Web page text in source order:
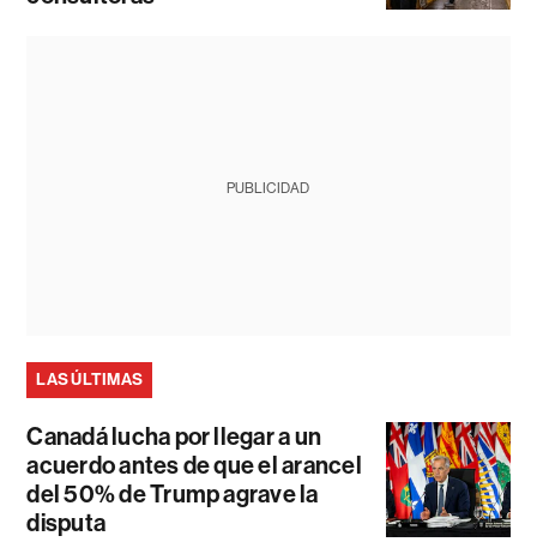
PUBLICIDAD
LAS ÚLTIMAS
Canadá lucha por llegar a un
acuerdo antes de que el arancel
del 50% de Trump agrave la
disputa